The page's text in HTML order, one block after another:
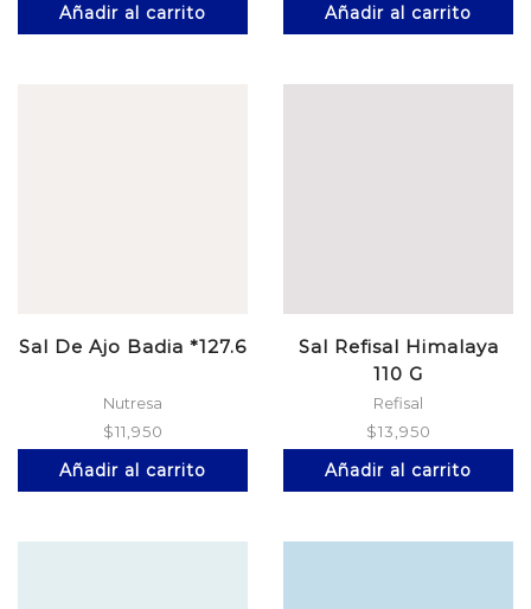
Añadir al carrito Añadir al carrito
Sal De Ajo Badia *127.6
Nutresa
$11,950
Añadir al carrito
Sal Refisal Himalaya
110 G
Refisal
$13,950
Añadir al carrito